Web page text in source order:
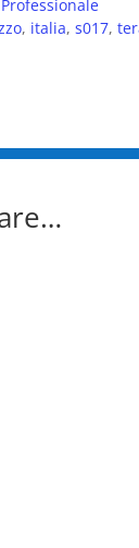
Professionale
, italia, s017,